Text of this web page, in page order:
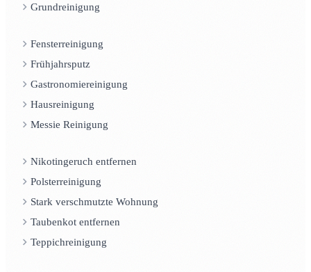
Grundreinigung
Fensterreinigung
Frühjahrsputz
Gastronomiereinigung
Hausreinigung
Messie Reinigung
Nikotingeruch entfernen
Polsterreinigung
Stark verschmutzte Wohnung
Taubenkot entfernen
Teppichreinigung